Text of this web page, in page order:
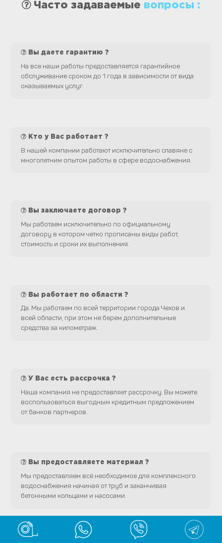
Часто задаваемые вопросы :
Вы даете гарантию ?
На все наши работы предоставляется гарантийное
обслуживание сроком до 1 года в зависимости от вида
оказываемых услуг.
Кто у Вас работает ?
В нашей компании работают исключительно славяне с
многолетним опытом работы в сфере водоснабжения.
Вы заключаете договор ?
Мы работаем исключительно по официальному
договору в котором четко прописаны виды работ,
стоимость и сроки их выполнения.
Вы работает по области ?
Да. Мы работаем по всей территории города Чехов и
всей области, при этом не берем дополнительные
средства за километраж.
У Вас есть рассрочка ?
Наша компания не предоставляет рассрочку. Вы можете
воспользоваться выгодным кредитным предложением
от банков партнеров.
Вы предоставляете материал ?
Мы предоставляем всё необходимое для комплексного
водоснабжения начиная от труб и заканчивая
бетонными кольцами и насосами.